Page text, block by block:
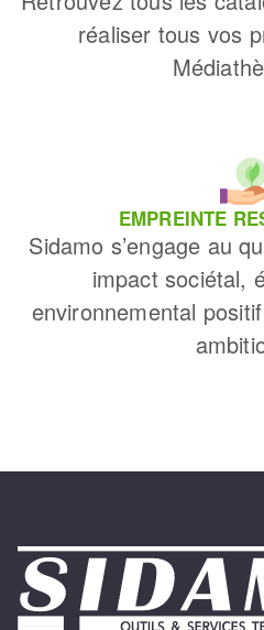
réaliser tous vos
EMPREINTE
Sidamo s’engage au
impact sociétal,
environnemental